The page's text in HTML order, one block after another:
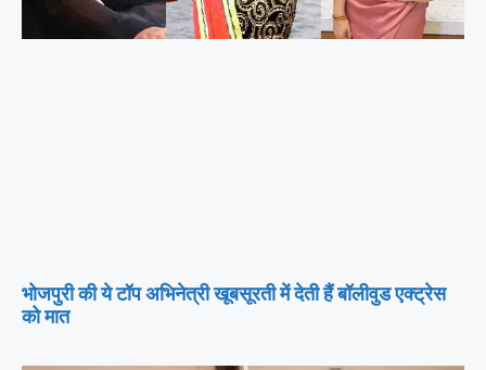
भोजपुरी की ये टॉप अभिनेत्री खूबसूरती में देती हैं बॉलीवुड एक्ट्रेस
को मात